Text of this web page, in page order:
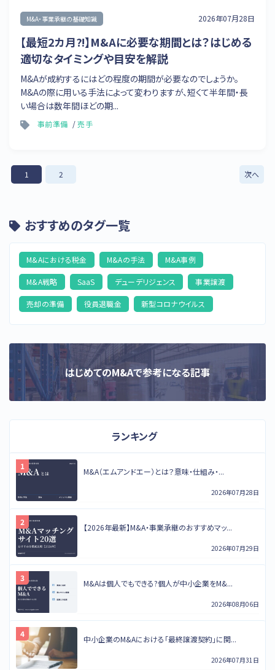
M&A・事業承継の基礎知識 2026年07月28日
【最短2カ月⁈】M&Aに必要な期間とは？はじめる
適切なタイミングや目安を解説
M&Aが成約するにはどの程度の期間が必要なのでしょうか。
M&Aの際に用いる手法によって変わりますが、短くて半年間・長
い場合は数年間ほどの期...
事前準備 売手
1 2 次へ
おすすめのタグ一覧
M&Aにおける税金 M&Aの手法 M&A事例
M&A戦略 SaaS デューデリジェンス 事業譲渡
売却の準備 役員退職金 新型コロナウイルス
はじめてのM&Aで参考になる記事
ランキング
M&A（エムアンドエー）とは？意味・仕組み・...
2026年07月28日
【2026年最新】M&A・事業承継のおすすめマッ...
2026年07月29日
M&Aは個人でもできる?個人が中小企業をM&...
2026年08月06日
中小企業のM&Aにおける「最終譲渡契約」に関...
2026年07月31日